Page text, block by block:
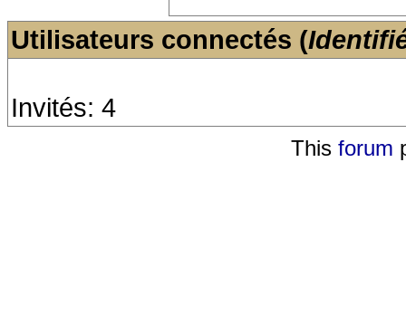
Utilisateurs connectés (
Invités: 4
This forum